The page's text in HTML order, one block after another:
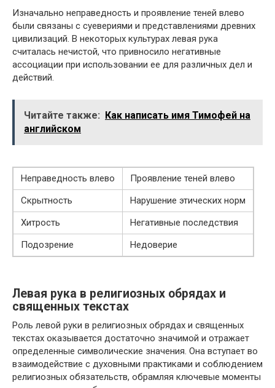
Изначально неправедность и проявление теней влево
были связаны с суевериями и представлениями древних
цивилизаций. В некоторых культурах левая рука
считалась нечистой, что привносило негативные
ассоциации при использовании ее для различных дел и
действий.
Читайте также: Как написать имя Тимофей на
английском
Неправедность влево
Проявление теней влево
Скрытность
Нарушение этических норм
Хитрость
Негативные последствия
Подозрение
Недоверие
Левая рука в религиозных обрядах и
священных текстах
Роль левой руки в религиозных обрядах и священных
текстах оказывается достаточно значимой и отражает
определенные символические значения. Она вступает во
взаимодействие с духовными практиками и соблюдением
религиозных обязательств, обрамляя ключевые моменты